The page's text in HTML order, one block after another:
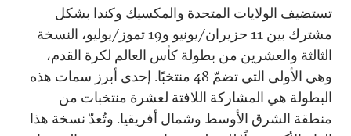
تستضيف الولايات المتحدة والمكسيك وكندا بشكل
مشترك بين 11 حزيران/يونيو و19 تموز/يوليو، النسخة
الثالثة والعشرين من بطولة كأس العالم لكرة القدم،
وهي الأولى التي تضمّ 48 منتخبًا. إحدى أبرز سمات هذه
البطولة هي المشاركة اللافتة لعشرة منتخبات من
منطقة الشرق الأوسط وشمال أفريقيا. وتُعدّ نسخة هذا